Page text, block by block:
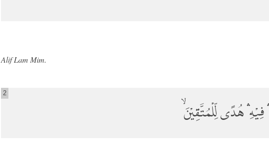
Alif Lam Mim.
هُدًى لِّلْمُتَّقِيْنَۙ
2